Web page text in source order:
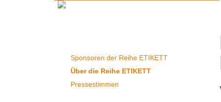
Autoren & Bücher
Sponsoren der Reihe ETIKETT
Über die Reihe ETIKETT
Pressestimmen